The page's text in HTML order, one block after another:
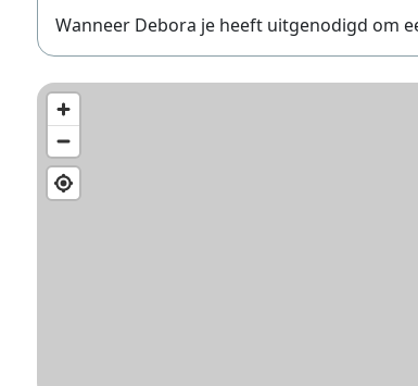
Wanneer Debora je heeft uitgenodigd om